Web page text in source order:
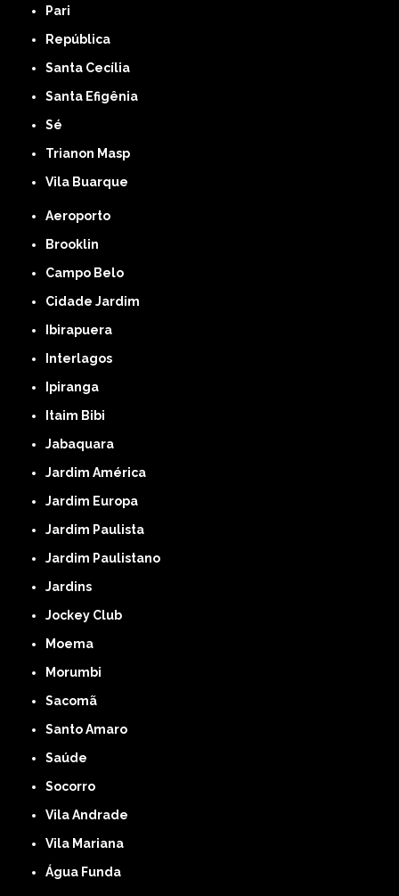
Pari
República
Santa Cecília
Santa Efigênia
Sé
Trianon Masp
Vila Buarque
Aeroporto
Brooklin
Campo Belo
Cidade Jardim
Ibirapuera
Interlagos
Ipiranga
Itaim Bibi
Jabaquara
Jardim América
Jardim Europa
Jardim Paulista
Jardim Paulistano
Jardins
Jockey Club
Moema
Morumbi
Sacomã
Santo Amaro
Saúde
Socorro
Vila Andrade
Vila Mariana
Água Funda